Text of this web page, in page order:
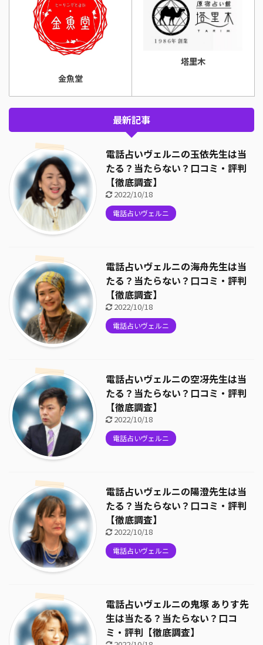
金魚堂
塔里木
最新記事
電話占いヴェルニの玉依先生は当
たる？当たらない？口コミ・評判
【徹底調査】
2022/10/18
電話占いヴェルニ
電話占いヴェルニの海舟先生は当
たる？当たらない？口コミ・評判
【徹底調査】
2022/10/18
電話占いヴェルニ
電話占いヴェルニの空冴先生は当
たる？当たらない？口コミ・評判
【徹底調査】
2022/10/18
電話占いヴェルニ
電話占いヴェルニの陽澄先生は当
たる？当たらない？口コミ・評判
【徹底調査】
2022/10/18
電話占いヴェルニ
電話占いヴェルニの鬼塚 ありす先
生は当たる？当たらない？口コ
ミ・評判【徹底調査】